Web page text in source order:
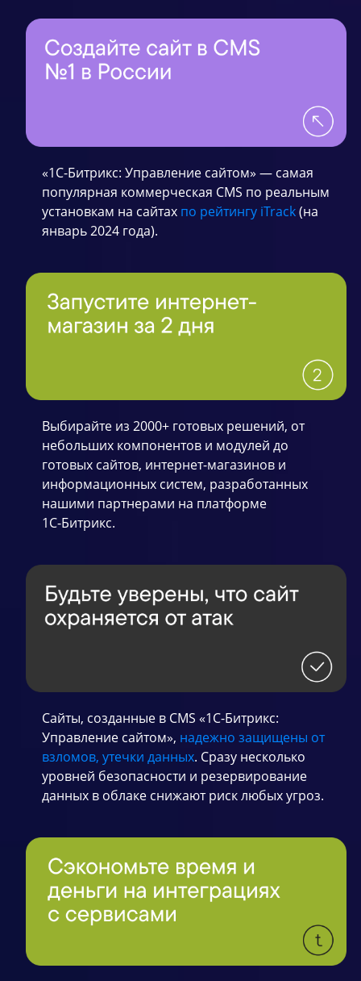
«1С-Битрикс: Управление сайтом» — самая
популярная коммерческая CMS по реальным
установкам на сайтах по рейтингу iTrack(на
январь 2024 года).
Выбирайте из 2000+ готовых решений, от
небольших компонентов и модулей до
готовых сайтов, интернет-магазинов и
информационных систем, разработанных
нашими партнерами на платформе
1С-Битрикс.
Сайты, созданные в CMS «1С-Битрикс:
Управление сайтом», надежно защищены от
взломов, утечки данных. Сразу несколько
уровней безопасности и резервирование
данных в облаке снижают риск любых угроз.